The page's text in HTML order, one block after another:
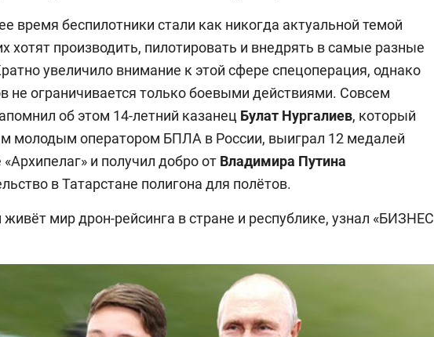
время беспилотники стали как никогда актуальной темой
хотят производить, пилотировать и внедрять в самые разные
увеличило внимание к этой сфере спецоперация, однако
не ограничивается только боевыми действиями. Совсем
об этом 14-летний казанец Булат Нургалиев, который
молодым оператором БПЛА в России, выиграл 12 медалей
и получил добро от Владимира Путина
в Татарстане полигона для полётов.
мир дрон-рейсинга в стране и республике, узнал «БИЗНЕС